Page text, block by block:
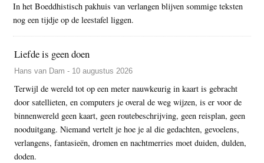
In het Boeddhistisch pakhuis van verlangen blijven sommige teksten
nog een tijdje op de leestafel liggen.
Liefde is geen doen
Hans van Dam - 10 augustus 2026
Terwijl de wereld tot op een meter nauwkeurig in kaart is gebracht
door satellieten, en computers je overal de weg wijzen, is er voor de
binnenwereld geen kaart, geen routebeschrijving, geen reisplan, geen
nooduitgang. Niemand vertelt je hoe je al die gedachten, gevoelens,
verlangens, fantasieën, dromen en nachtmerries moet duiden, dulden,
doden.